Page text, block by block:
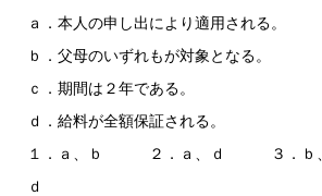
ａ．本人の申し出により適用される。
ｂ．父母のいずれもが対象となる。
ｃ．期間は２年である。
ｄ．給料が全額保証される。
１．ａ、ｂ ２．ａ、ｄ ３．ｂ
ｄ